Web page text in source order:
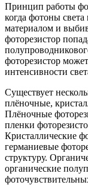
Принцип работы
когда фотоны
материалом и
фоторезистор
фоторезистор
интенсивности
Существует
плёночные,
Плёночные
пленки
Кристаллические
германиевые
структуру.
органические